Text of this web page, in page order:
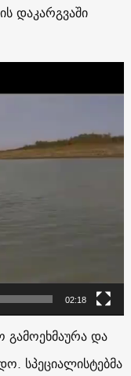
დაკარგვაში
02:18
გამოეხმაურა და
სპეციალისტებმა